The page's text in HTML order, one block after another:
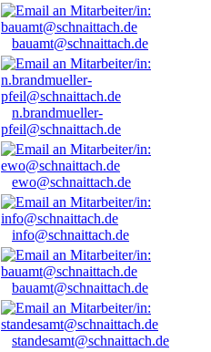
bauamt@schnaittach.de
n.brandmueller-
pfeil@schnaittach.de
ewo@schnaittach.de
info@schnaittach.de
bauamt@schnaittach.de
standesamt@schnaittach.de